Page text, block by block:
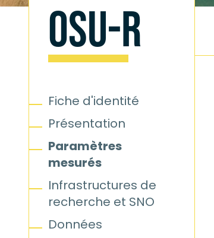
OSU-R
Fiche d'identité
Présentation
Paramètres
mesurés
Infrastructures de
recherche et SNO
Données